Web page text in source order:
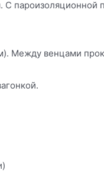
венцами